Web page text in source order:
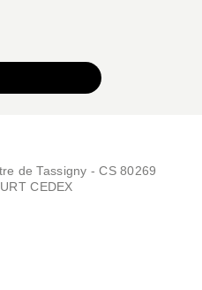
de Tassigny - CS 80269
CEDEX